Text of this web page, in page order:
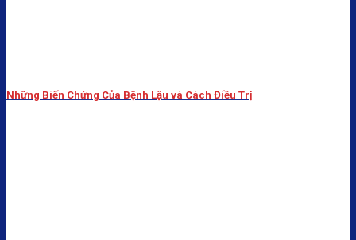
Những Biến Chứng Của Bệnh Lậu và Cách Điều Trị